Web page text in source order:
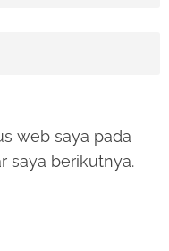
web saya pada
saya berikutnya.